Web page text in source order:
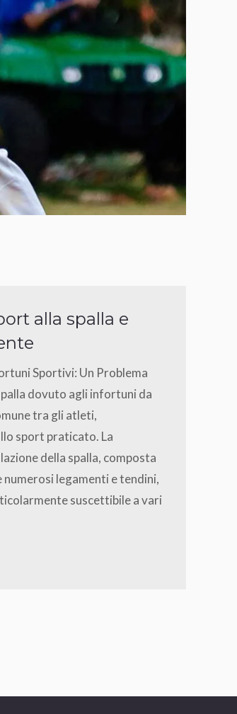
alla spalla e
Sportivi: Un Problema
dovuto agli infortuni da
tra gli atleti,
sport praticato. La
della spalla, composta
numerosi legamenti e tendini,
suscettibile a vari